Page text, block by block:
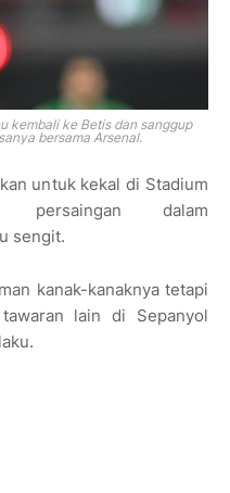
kembali ke Betis dan sanggup
bersama Arsenal.
untuk kekal di Stadium
persaingan dalam
sengit.
kanak-kanaknya tetapi
lain di Sepanyol